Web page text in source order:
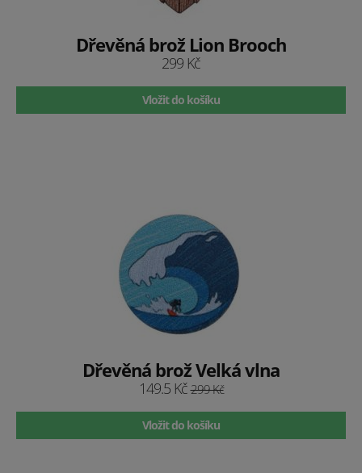
Dřevěná brož Lion Brooch
299 Kč
Vložit do košíku
Dřevěná brož Velká vlna
149.5 Kč299 Kč
Vložit do košíku